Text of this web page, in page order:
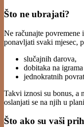
Što ne ubrajati?
Ne računajte povremene
ponavljati svaki mjesec,
slučajnih darova,
dobitaka na igrama
jednokratnih
Takvi iznosi su bonus, a
oslanjati se na njih u
Što ako su vaši